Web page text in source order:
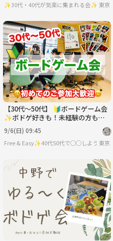
✨30代・40代が気楽に集まれる会✨ 東京
【30代〜50代】 🔰ボードゲーム会
✨ボドゲ好きも！未経験の方も！
難しいルールは一切なし🙆‍♀️
9/6(日) 09:45
Free & Easy✨40代50代で◯◯しようの会✨
東京